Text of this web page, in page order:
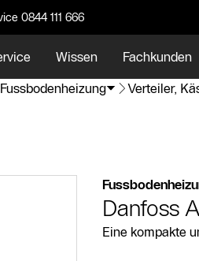
0844 111 666
Wissen Fachkunden
Fussbodenheizung Verteiler,
Danfoss
Eine kompakte